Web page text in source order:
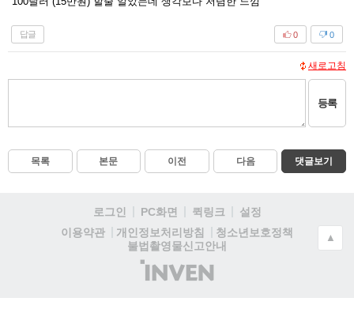
답글 0
0
새로고침
등록
목록 본문 이전 다음 댓글보기
로그인 PC화면 퀵링크
설정
이용약관
개인정보처리방침
청소년보호정책
불법촬영물신고안내
(주)
인
▲